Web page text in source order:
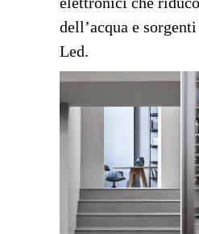
dell’acqua e
Led.